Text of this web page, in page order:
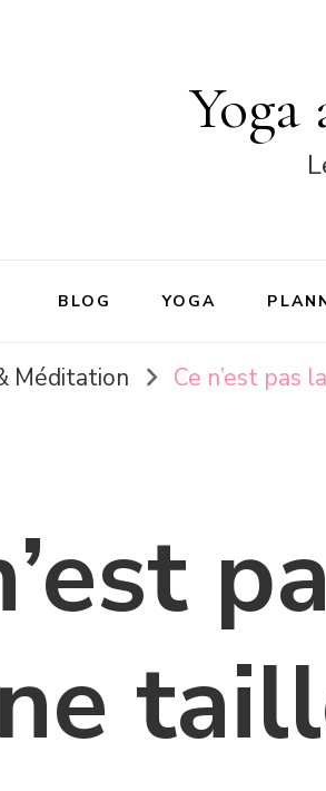
Yoga
BLOG YOGA
Méditation Ce n’est pas